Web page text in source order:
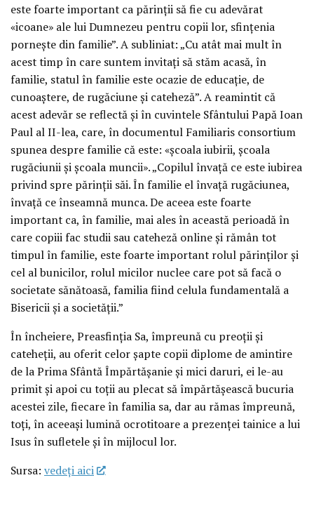
este foarte important ca părinții să fie cu adevărat
«icoane» ale lui Dumnezeu pentru copii lor, sfințenia
pornește din familie”. A subliniat: „Cu atât mai mult în
acest timp în care suntem invitați să stăm acasă, în
familie, statul în familie este ocazie de educație, de
cunoaștere, de rugăciune și cateheză”. A reamintit că
acest adevăr se reflectă și în cuvintele Sfântului Papă Ioan
Paul al II-lea, care, în documentul Familiaris consortium
spunea despre familie că este: «școala iubirii, școala
rugăciunii și școala muncii». „Copilul învață ce este iubirea
privind spre părinții săi. În familie el învață rugăciunea,
învață ce înseamnă munca. De aceea este foarte
important ca, în familie, mai ales în această perioadă în
care copiii fac studii sau cateheză online și rămân tot
timpul în familie, este foarte important rolul părinților și
cel al bunicilor, rolul micilor nuclee care pot să facă o
societate sănătoasă, familia fiind celula fundamentală a
Bisericii și a societății.”
În încheiere, Preasfinția Sa, împreună cu preoții și
cateheții, au oferit celor șapte copii diplome de amintire
de la Prima Sfântă Împărtășanie și mici daruri, ei le-au
primit și apoi cu toții au plecat să împărtășească bucuria
acestei zile, fiecare în familia sa, dar au rămas împreună,
toți, în aceeași lumină ocrotitoare a prezenței tainice a lui
Isus în sufletele și în mijlocul lor.
Sursa: vedeţi aici